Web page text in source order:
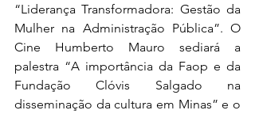
“Liderança Transformadora: Gestão da
Mulher na Administração Pública”. O
Cine Humberto Mauro sediará a
palestra “A importância da Faop e da
Fundação Clóvis Salgado na
disseminação da cultura em Minas” e o